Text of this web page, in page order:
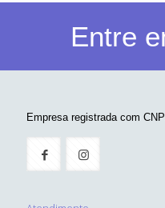
Entre
Empresa registrada com